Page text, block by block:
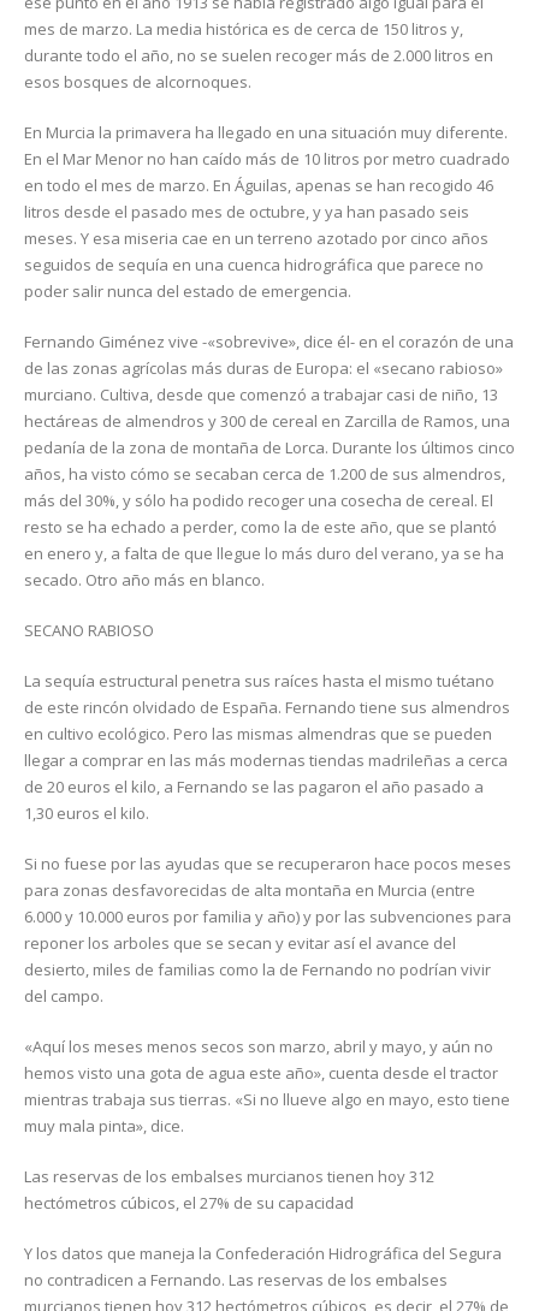
mes de marzo. La media histórica es de cerca de 150 litros y,
durante todo el año, no se suelen recoger más de 2.000 litros en
esos bosques de alcornoques.
En Murcia la primavera ha llegado en una situación muy diferente.
En el Mar Menor no han caído más de 10 litros por metro cuadrado
en todo el mes de marzo. En Águilas, apenas se han recogido 46
litros desde el pasado mes de octubre, y ya han pasado seis
meses. Y esa miseria cae en un terreno azotado por cinco años
seguidos de sequía en una cuenca hidrográfica que parece no
poder salir nunca del estado de emergencia.
Fernando Giménez vive -«sobrevive», dice él- en el corazón de una
de las zonas agrícolas más duras de Europa: el «secano rabioso»
murciano. Cultiva, desde que comenzó a trabajar casi de niño, 13
hectáreas de almendros y 300 de cereal en Zarcilla de Ramos, una
pedanía de la zona de montaña de Lorca. Durante los últimos cinco
años, ha visto cómo se secaban cerca de 1.200 de sus almendros,
más del 30%, y sólo ha podido recoger una cosecha de cereal. El
resto se ha echado a perder, como la de este año, que se plantó
en enero y, a falta de que llegue lo más duro del verano, ya se ha
secado. Otro año más en blanco.
SECANO RABIOSO
La sequía estructural penetra sus raíces hasta el mismo tuétano
de este rincón olvidado de España. Fernando tiene sus almendros
en cultivo ecológico. Pero las mismas almendras que se pueden
llegar a comprar en las más modernas tiendas madrileñas a cerca
de 20 euros el kilo, a Fernando se las pagaron el año pasado a
1,30 euros el kilo.
Si no fuese por las ayudas que se recuperaron hace pocos meses
para zonas desfavorecidas de alta montaña en Murcia (entre
6.000 y 10.000 euros por familia y año) y por las subvenciones para
reponer los arboles que se secan y evitar así el avance del
desierto, miles de familias como la de Fernando no podrían vivir
del campo.
«Aquí los meses menos secos son marzo, abril y mayo, y aún no
hemos visto una gota de agua este año», cuenta desde el tractor
mientras trabaja sus tierras. «Si no llueve algo en mayo, esto tiene
muy mala pinta», dice.
Las reservas de los embalses murcianos tienen hoy 312
hectómetros cúbicos, el 27% de su capacidad
Y los datos que maneja la Confederación Hidrográfica del Segura
no contradicen a Fernando. Las reservas de los embalses
murcianos tienen hoy 312 hectómetros cúbicos, es decir, el 27% de